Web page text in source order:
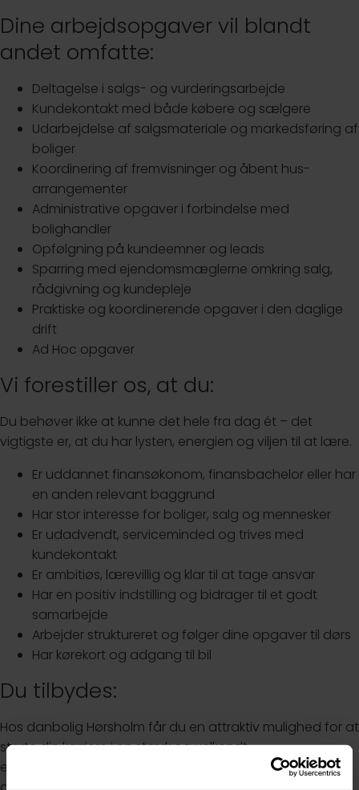
Dine arbejdsopgaver vil blandt
andet omfatte:
Deltagelse i salgs- og vurderingsarbejde
Kundekontakt med både købere og sælgere
Udarbejdelse af salgsmateriale og markedsføring af
boliger
Koordinering af fremvisninger og åbent hus-
arrangementer
Administrative opgaver i forbindelse med
bolighandler
Opfølgning på kundeemner og leads
Sparring med ejendomsmæglerne omkring salg,
rådgivning og kundepleje
Praktiske og koordinerende opgaver i den daglige
drift
Ad Hoc opgaver
Vi forestiller os, at du:
Du behøver ikke at kunne det hele fra dag ét – det
vigtigste er, at du har lysten, energien og viljen til at lære.
Er uddannet finansøkonom, finansbachelor eller har
en anden relevant baggrund
Har stor interesse for boliger, salg og mennesker
Er udadvendt, serviceminded og trives med
kundekontakt
Er ambitiøs, lærevillig og klar til at tage ansvar
Har en positiv indstilling og bidrager til et godt
samarbejde
Arbejder struktureret og følger dine opgaver til dørs
Har kørekort og adgang til bil
Du tilbydes:
Hos danbolig Hørsholm får du en attraktiv mulighed for at
starte din karriere i en stærk og velkendt
ejendomsmæglerkæde med et professionelt setup og